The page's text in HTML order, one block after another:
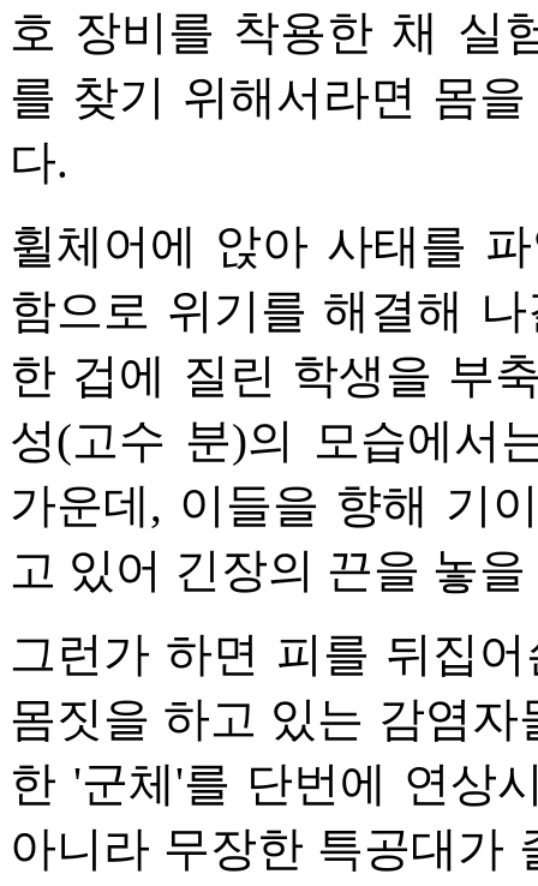
호 장비를 착용한 채 실
를 찾기 위해서라면 몸
다.
휠체어에 앉아 사태를
함으로 위기를 해결해
한 겁에 질린 학생을 부
성(고수 분)의 모습에서
가운데, 이들을 향해 기
고 있어 긴장의 끈을 놓
그런가 하면 피를 뒤집
몸짓을 하고 있는 감염
한 '군체'를 단번에 연상
아니라 무장한 특공대가